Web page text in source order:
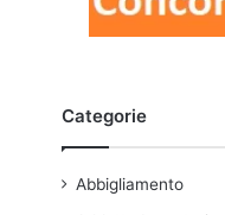
Categorie
Abbigliamento